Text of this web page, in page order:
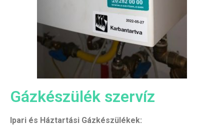
Gázkészülék szervíz
Ipari és Háztartási Gázkészülékek: